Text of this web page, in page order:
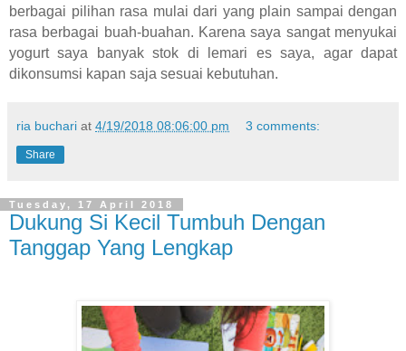
berbagai pilihan rasa mulai dari yang plain sampai dengan
rasa berbagai buah-buahan. Karena saya sangat menyukai
yogurt saya banyak stok di lemari es saya, agar dapat
dikonsumsi kapan saja sesuai kebutuhan.
ria buchari at 4/19/2018 08:06:00 pm 3 comments:
Share
Tuesday, 17 April 2018
Dukung Si Kecil Tumbuh Dengan
Tanggap Yang Lengkap